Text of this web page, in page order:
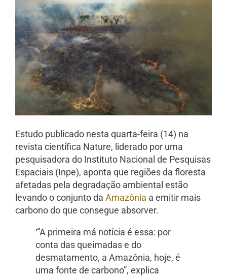
Estudo publicado nesta quarta-feira (14) na
revista científica Nature, liderado por uma
pesquisadora do Instituto Nacional de Pesquisas
Espaciais (Inpe), aponta que regiões da floresta
afetadas pela degradação ambiental estão
levando o conjunto da Amazônia a emitir mais
carbono do que consegue absorver.
‘”A primeira má notícia é essa: por
conta das queimadas e do
desmatamento, a Amazônia, hoje, é
uma fonte de carbono”, explica